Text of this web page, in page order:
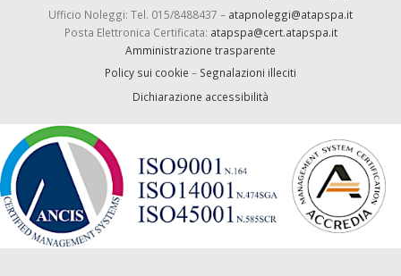
Ufficio Noleggi: Tel. 015/8488437 – atapnoleggi@atapspa.it
Posta Elettronica Certificata: atapspa@cert.atapspa.it
Amministrazione trasparente
Policy sui cookie – Segnalazioni illeciti
Dichiarazione accessibilità